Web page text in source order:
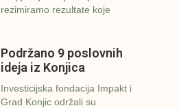
rezimiramo rezultate koje
Podržano 9 poslovnih
ideja iz Konjica
Investicijska fondacija Impakt i
Grad Konjic održali su